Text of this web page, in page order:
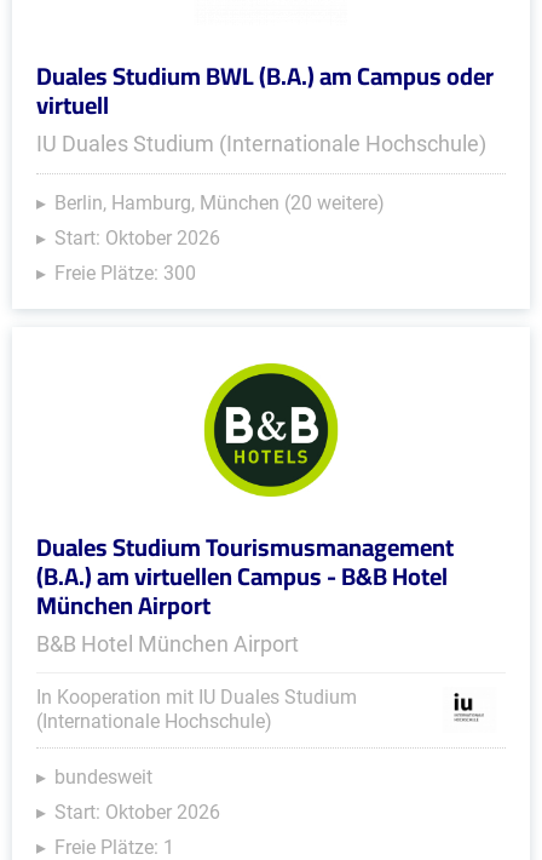
Duales Studium BWL (B.A.) am Campus oder
virtuell
IU Duales Studium (Internationale Hochschule)
Berlin, Hamburg, München (20 weitere)
Start: Oktober 2026
Freie Plätze: 300
Duales Studium Tourismusmanagement
(B.A.) am virtuellen Campus - B&B Hotel
München Airport
B&B Hotel München Airport
In Kooperation mit IU Duales Studium
(Internationale Hochschule)
bundesweit
Start: Oktober 2026
Freie Plätze: 1